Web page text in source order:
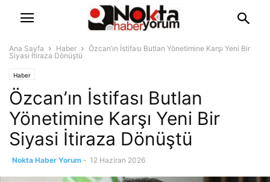
Ana Sayfa Haber
Özcan’ın İstifası Butlan Yönetimine Karşı Yeni Bir
Siyasi İtiraza Dönüştü
Haber
Özcan’ın İstifası Butlan
Yönetimine Karşı Yeni Bir
Siyasi İtiraza Dönüştü
Nokta Haber Yorum - 12 Haziran 2026